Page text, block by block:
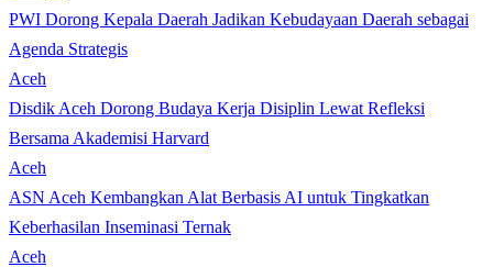
PWI Dorong Kepala Daerah Jadikan Kebudayaan Daerah sebagai
Agenda Strategis
Aceh
Disdik Aceh Dorong Budaya Kerja Disiplin Lewat Refleksi
Bersama Akademisi Harvard
Aceh
ASN Aceh Kembangkan Alat Berbasis AI untuk Tingkatkan
Keberhasilan Inseminasi Ternak
Aceh